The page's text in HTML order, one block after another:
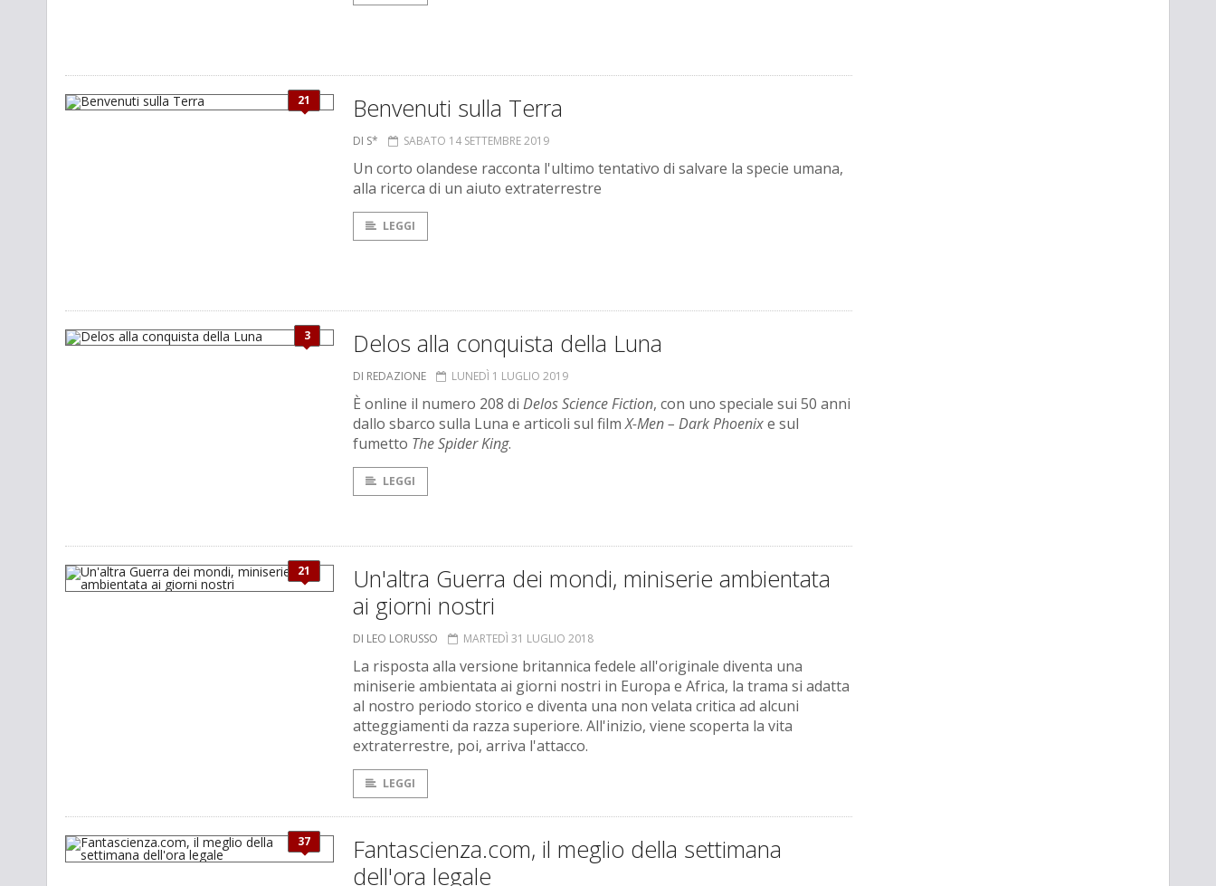
21 Benvenuti sulla Terra
DI S* SABATO 14 SETTEMBRE 2019
Un corto olandese racconta l'ultimo tentativo di salvare la specie umana,
alla ricerca di un aiuto extraterrestre
LEGGI
3 Delos alla conquista della Luna
DI REDAZIONE LUNEDÌ 1 LUGLIO 2019
È online il numero 208 di Delos Science Fiction, con uno speciale sui 50 anni
dallo sbarco sulla Luna e articoli sul filmX-Men – Dark Phoenixe sul
fumetto The Spider King.
LEGGI
21
Un'altra Guerra dei mondi, miniserie ambientata
ai giorni nostri
DI LEO LORUSSO MARTEDÌ 31 LUGLIO 2018
La risposta alla versione britannica fedele all'originale diventa una
miniserie ambientata ai giorni nostri in Europa e Africa, la trama si adatta
al nostro periodo storico e diventa una non velata critica ad alcuni
atteggiamenti da razza superiore. All'inizio, viene scoperta la vita
extraterrestre, poi, arriva l'attacco.
LEGGI
37
Fantascienza.com, il meglio della settimana
dell'ora legale